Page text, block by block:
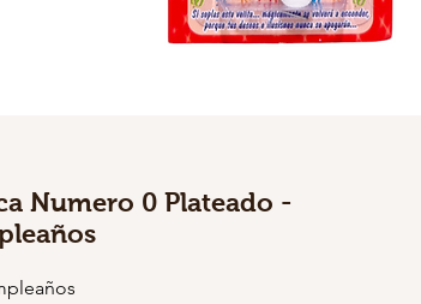
Numero 0 Plateado -